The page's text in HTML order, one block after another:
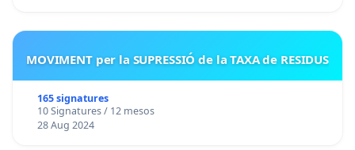
MOVIMENT per la SUPRESSIÓ de la TAXA de RESIDUS
165 signatures
10 Signatures / 12 mesos
28 Aug 2024